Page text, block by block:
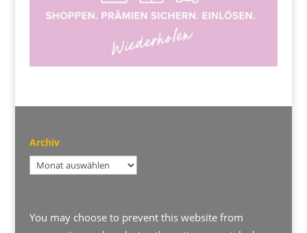
Archiv
Archiv
You may choose to prevent this website from